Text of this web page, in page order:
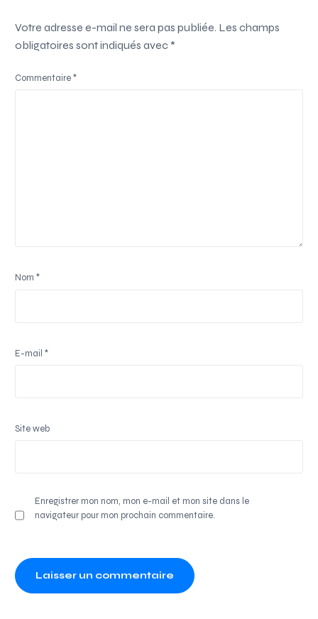
Votre adresse e-mail ne sera pas publiée. Les champs
obligatoires sont indiqués avec *
Commentaire*
Nom*
E-mail*
Site web
Enregistrer mon nom, mon e-mail et mon site dans le
navigateur pour mon prochain commentaire.